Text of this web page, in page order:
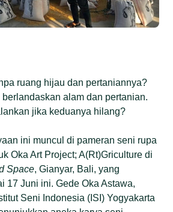
ruang hijau dan pertaniannya?
alam dan pertanian.
jika keduanya hilang?
ini muncul di pameran seni rupa
Oka Art Project; A(Rt)Griculture di
Space, Gianyar, Bali, yang
17 Juni ini. Gede Oka Astawa,
Seni Indonesia (ISI) Yogyakarta